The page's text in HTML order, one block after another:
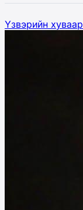
Үзвэрийн